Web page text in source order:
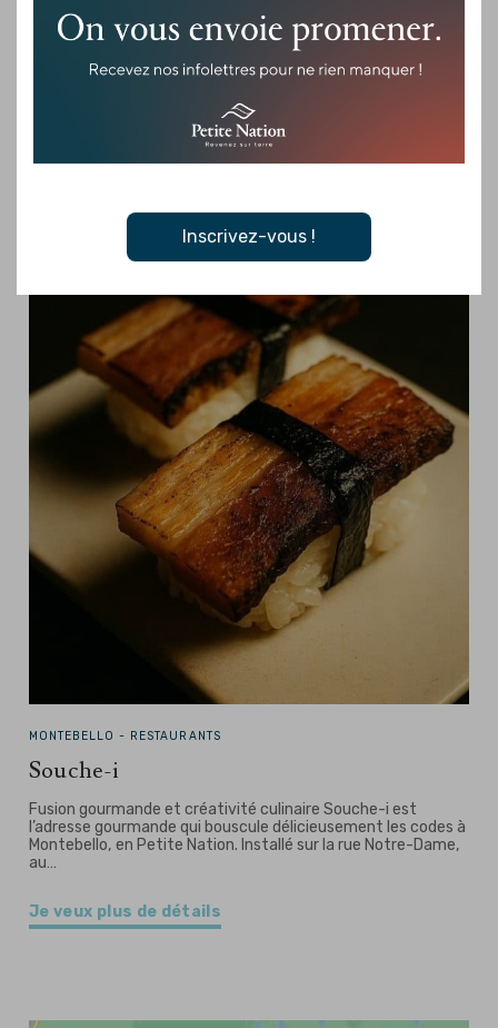
Inscrivez-vous !
Bankeur
Une expérience brassicole et culturelle au cœur de
les amateurs de découvertes : Le Bankeur. Cette…
MONTEBELLO - RESTAURANTS
Souche-i
Fusion gourmande et créativité culinaire Souche-i est
l’adresse gourmande qui bouscule délicieusement les codes à
Montebello, en Petite Nation. Installé sur la rue Notre-Dame,
au…
Je veux plus de détails